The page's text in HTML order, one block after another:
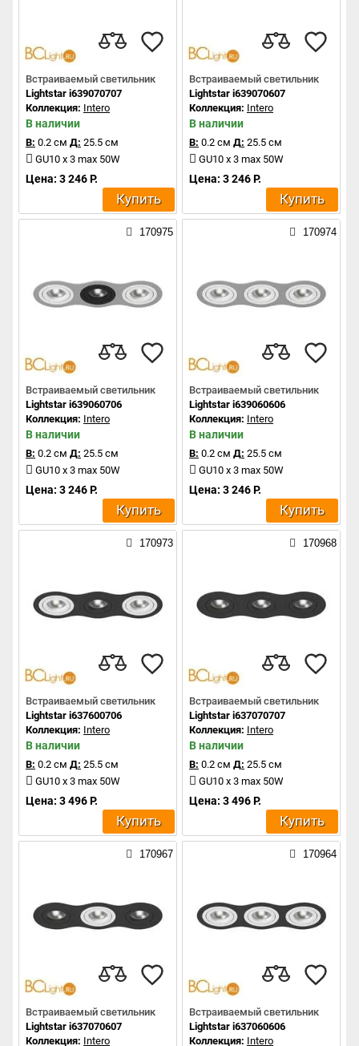
Встраиваемый светильник
Lightstar i639070707
Коллекция: Intero
В наличии
В: 0.2 см Д: 25.5 см
GU10 x 3 max 50W
Цена: 3 246 Р.
Купить
Встраиваемый светильник
Lightstar i639070607
Коллекция: Intero
В наличии
В: 0.2 см Д: 25.5 см
GU10 x 3 max 50W
Цена: 3 246 Р.
Купить
170975
Встраиваемый светильник
Lightstar i639060706
Коллекция: Intero
В наличии
В: 0.2 см Д: 25.5 см
GU10 x 3 max 50W
Цена: 3 246 Р.
Купить
170974
Встраиваемый светильник
Lightstar i639060606
Коллекция: Intero
В наличии
В: 0.2 см Д: 25.5 см
GU10 x 3 max 50W
Цена: 3 246 Р.
Купить
170973
Встраиваемый светильник
Lightstar i637600706
Коллекция: Intero
В наличии
В: 0.2 см Д: 25.5 см
GU10 x 3 max 50W
Цена: 3 496 Р.
Купить
170968
Встраиваемый светильник
Lightstar i637070707
Коллекция: Intero
В наличии
В: 0.2 см Д: 25.5 см
GU10 x 3 max 50W
Цена: 3 496 Р.
Купить
170967
Встраиваемый светильник
Lightstar i637070607
Коллекция: Intero
170964
Встраиваемый светильник
Lightstar i637060606
Коллекция: Intero